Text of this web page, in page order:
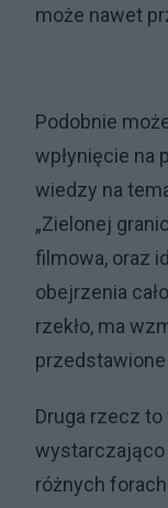
może nawet
Podobnie
wpłynięcie na
wiedzy na
„Zielonej
filmowa, oraz
obejrzenia
rzekło, ma
Druga rzecz
wystarczająco
różnych